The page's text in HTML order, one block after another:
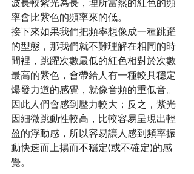
率會比紫色的頻率來的低。
接下來如果我們把頻率想像成一種跳躍
的型態，那我們就不難理解在相同的時
間裡，跳躍次數最低的紅色相對於次數
最高的紫色，會帶給人有一種較具穩定
爆發力道的感覺，就像音頻的重低音。
因此人們會感到壓力較大；反之，紫光
因細微跳動性較高，比較容易呈現出輕
盈的浮動感，所以容易讓人感到頻率振
動快速而上揚而不穩定(或不確定)的感
覺。